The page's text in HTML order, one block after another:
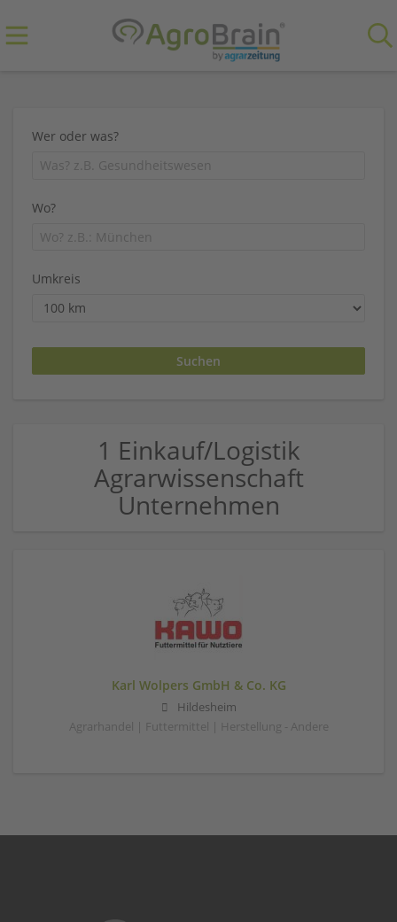
Wer oder was?
Wo?
Umkreis
1 Einkauf/Logistik
Agrarwissenschaft
Unternehmen
Karl Wolpers GmbH & Co. KG
Hildesheim
Agrarhandel | Futtermittel | Herstellung - Andere